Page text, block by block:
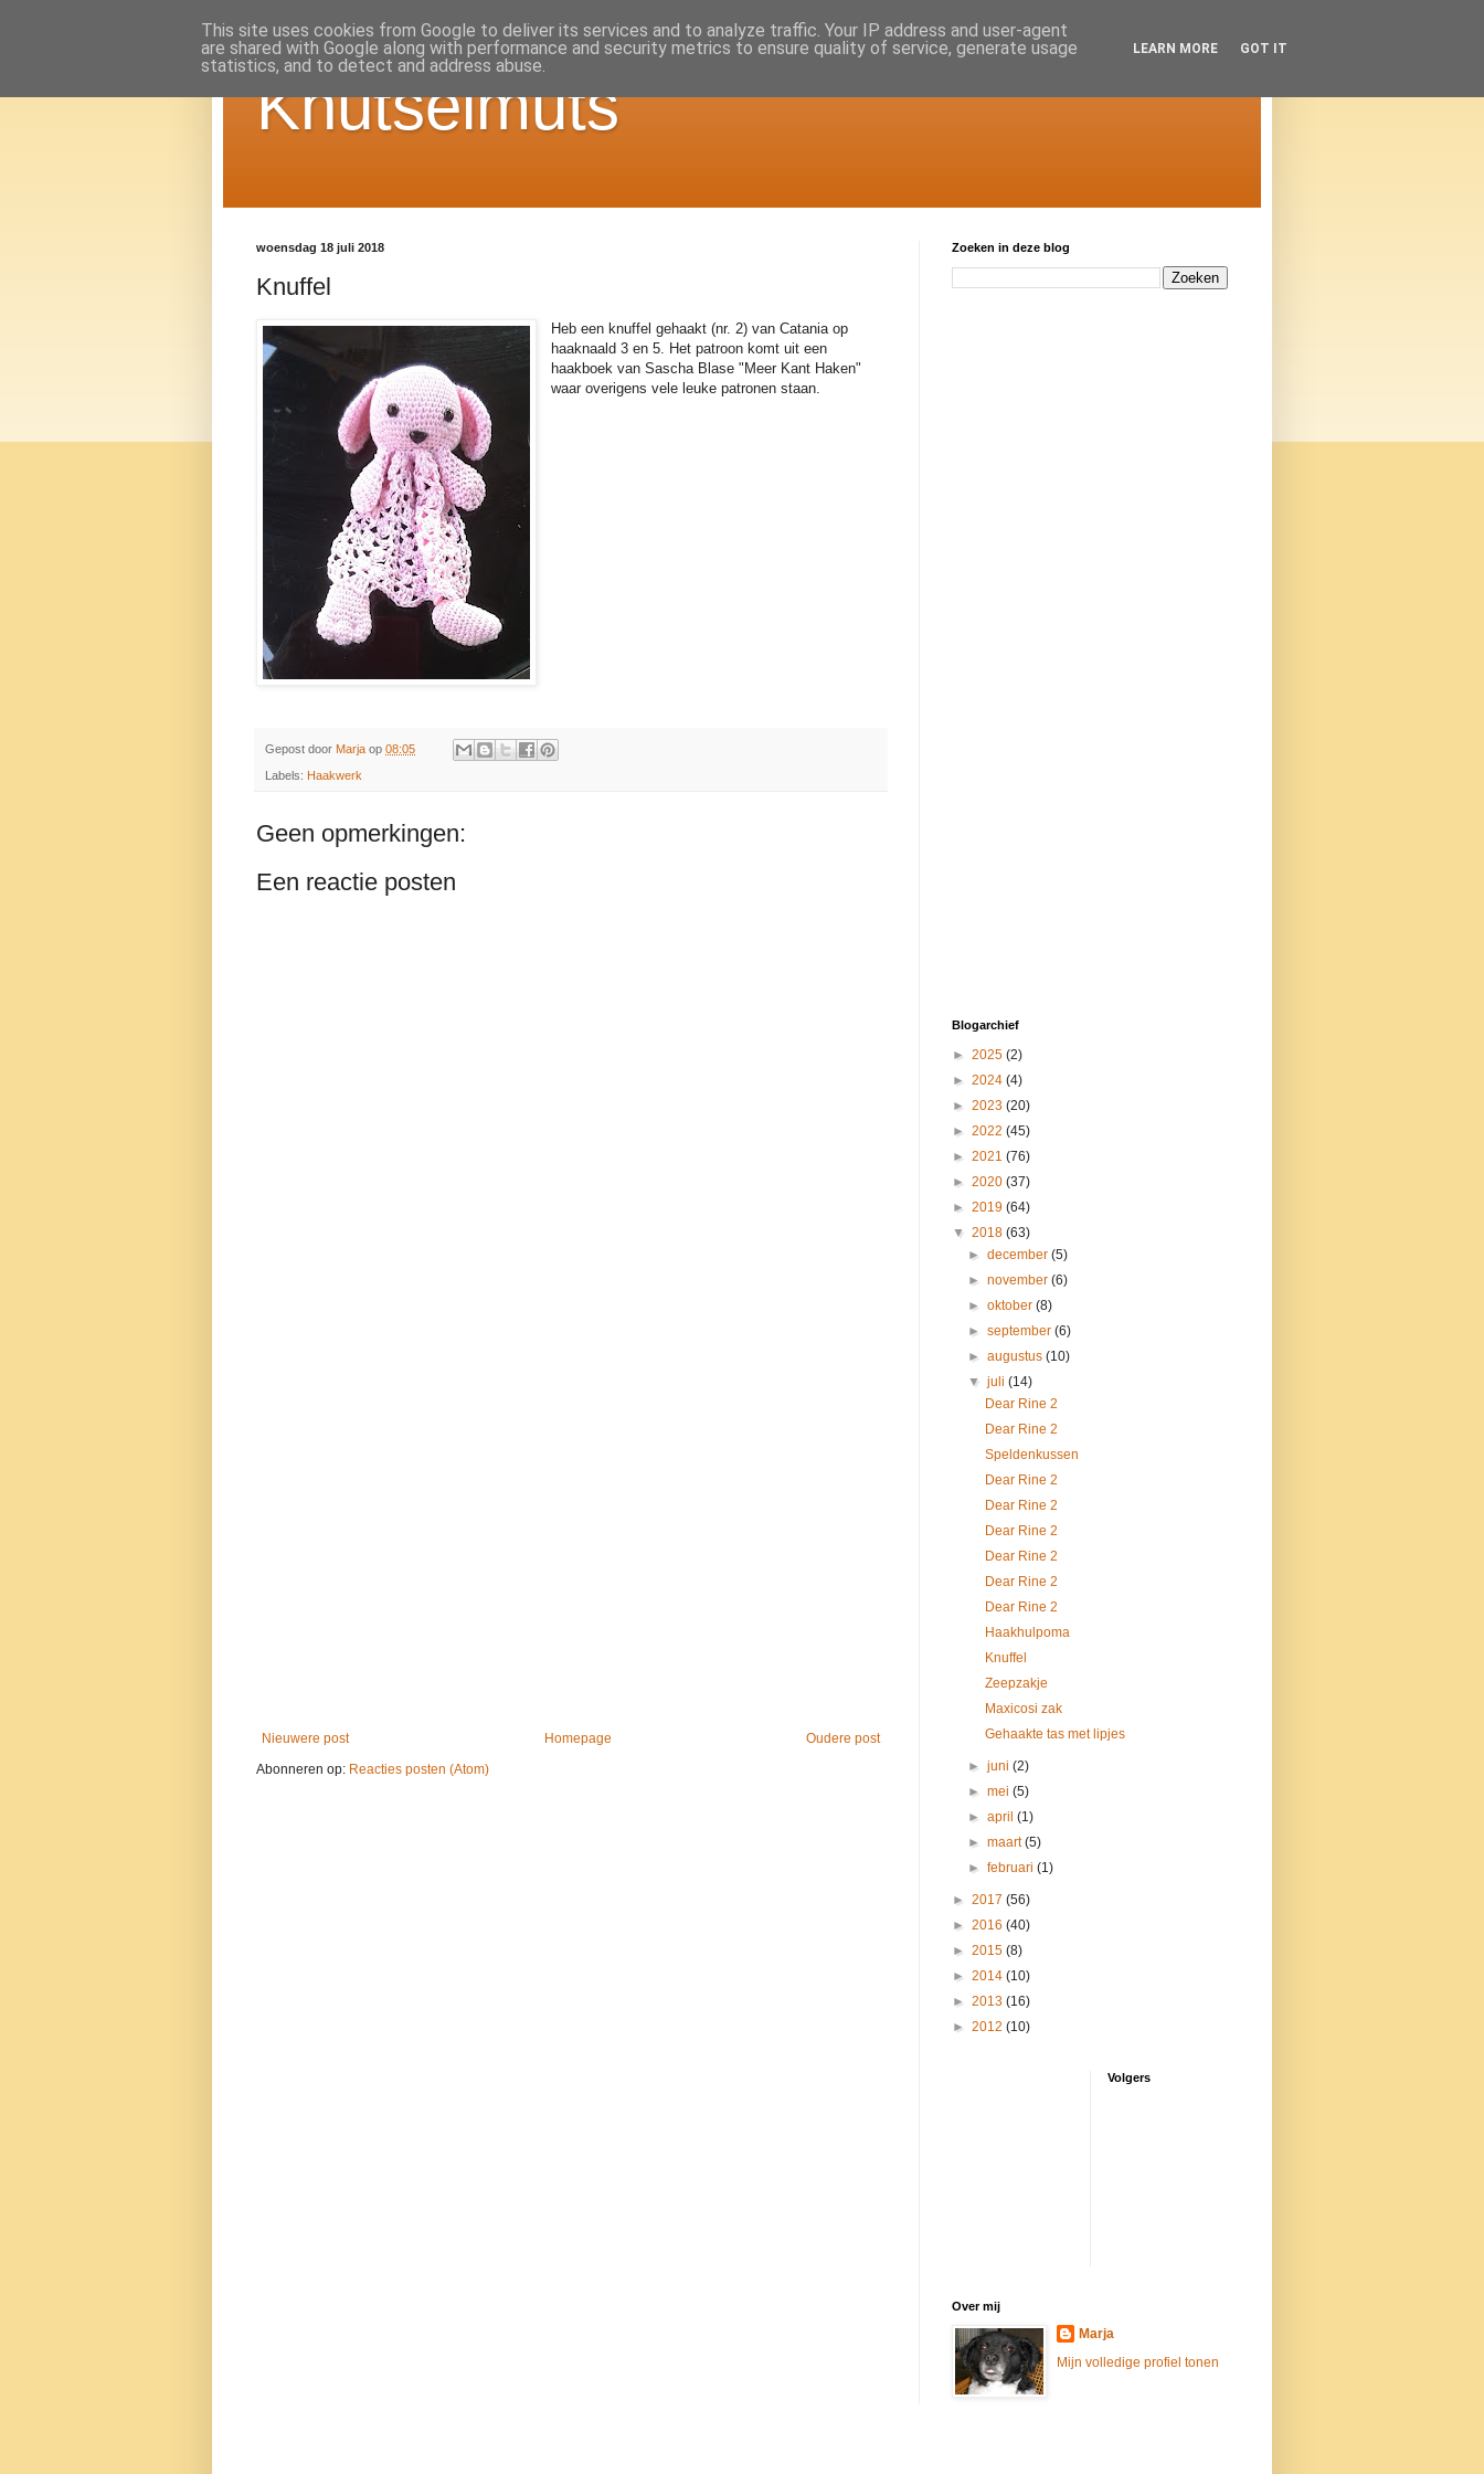
Knutselmuts
woensdag 18 juli 2018
Knuffel
Heb een knuffel gehaakt (nr. 2) van Catania op
haaknaald 3 en 5. Het patroon komt uit een
haakboek van Sascha Blase "Meer Kant Haken"
waar overigens vele leuke patronen staan.
Gepost door Marja op 08:05
Labels: Haakwerk
Geen opmerkingen:
Een reactie posten
Nieuwere post Oudere post
Homepage
Abonneren op: Reacties posten (Atom)
Zoeken in deze blog
Blogarchief
► 2025 (2)
► 2024 (4)
► 2023 (20)
► 2022 (45)
► 2021 (76)
► 2020 (37)
► 2019 (64)
▼ 2018 (63)
►december(5)
►november(6)
►oktober(8)
►september(6)
►augustus(10)
▼juli(14)
Dear Rine 2
Dear Rine 2
Speldenkussen
Dear Rine 2
Dear Rine 2
Dear Rine 2
Dear Rine 2
Dear Rine 2
Dear Rine 2
Haakhulpoma
Knuffel
Zeepzakje
Maxicosi zak
Gehaakte tas met lipjes
►juni(2)
►mei(5)
►april(1)
►maart(5)
►februari(1)
► 2017 (56)
► 2016 (40)
► 2015 (8)
► 2014 (10)
► 2013 (16)
► 2012 (10)
Volgers
Over mij
Marja
Mijn volledige profiel tonen
This site uses cookies from Google to deliver its services and to analyze traffic. Your IP address and user-agent
are shared with Google along with performance and security metrics to ensure quality of service, generate usage
statistics, and to detect and address abuse.
LEARN MORE GOT IT